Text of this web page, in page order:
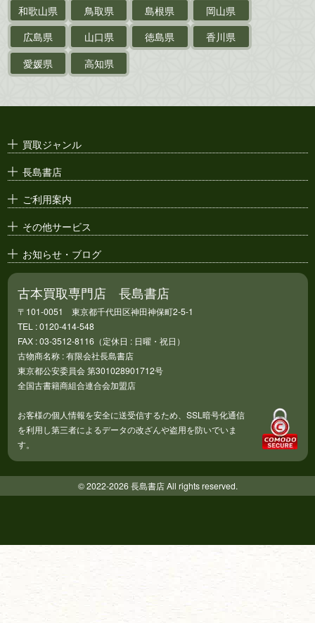
支那・満洲・朝鮮・
台湾関係古資料
ポスター・チラシ・
和歌山県
鳥取県 島根県
岡山県
広島県
山口県 徳島県
香川県
愛媛県
高知県
買取ジャンル
長島書店
ご利用案内
その他サービス
お知らせ・ブログ
古本買取専門店 長島書店
〒101-0051 東京都千代田区神田神保町2-5-1
TEL : 0120-414-548
FAX : 03-3512-8116（定休日 : 日曜・祝日）
古物商名称 : 有限会社長島書店
東京都公安委員会 第301028901712号
全国古書籍商組合連合会加盟店
お客様の個人情報を安全に送受信するため、SSL暗号化通信
を利用し第三者によるデータの改ざんや盗用を防いでいま
す。
© 2022-2026 長島書店 All rights reserved.